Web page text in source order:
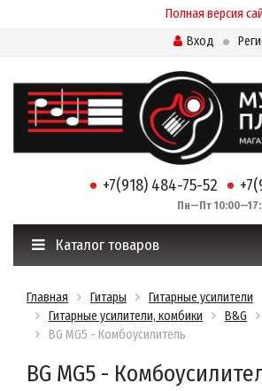
Полная версия
Вход
+7(918) 484-75-52
Пн—Пт
Каталог товаров
Главная Гитары
Гитарные усилители
Гитарные усилители, комбики
B&G
BG MG5 - Комбоусилитель
BG MG5 -